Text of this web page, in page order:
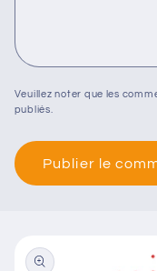
Veuillez noter que les
publiés.